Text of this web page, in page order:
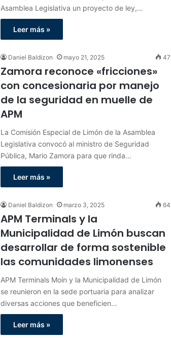
Asamblea Legislativa un proyecto de ley,…
Leer más »
Daniel Baldizon mayo 21, 2025 47
Zamora reconoce «fricciones»
con concesionaria por manejo
de la seguridad en muelle de
APM
La Comisión Especial de Limón de la Asamblea
Legislativa convocó al ministro de Seguridad
Pública, Mario Zamora para que rinda…
Leer más »
Daniel Baldizon marzo 3, 2025 64
APM Terminals y la
Municipalidad de Limón buscan
desarrollar de forma sostenible
las comunidades limonenses
APM Terminals Moín y la Municipalidad de Limón
se reunieron en la sede portuaria para analizar
diversas acciones que beneficien…
Leer más »